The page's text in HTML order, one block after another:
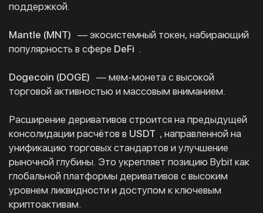
поддержкой.
Mantle (MNT) — экосистемный токен, набирающий
популярность в сфере DeFi .
Dogecoin (DOGE) — мем-монета с высокой
торговой активностью и массовым вниманием.
Расширение деривативов строится на предыдущей
консолидации расчётов в USDT , направленной на
унификацию торговых стандартов и улучшение
рыночной глубины. Это укрепляет позицию Bybit как
глобальной платформы деривативов с высоким
уровнем ликвидности и доступом к ключевым
криптоактивам.